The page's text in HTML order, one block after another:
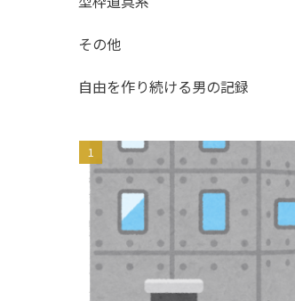
その他
自由を作り続ける男の記録